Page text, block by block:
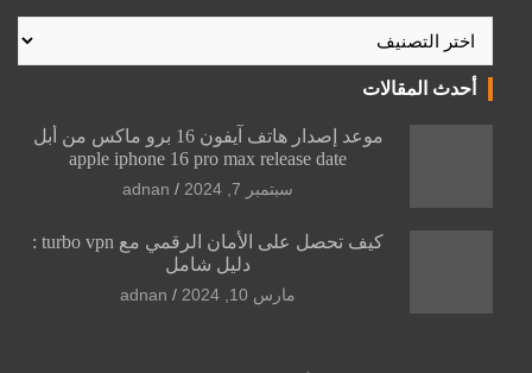
تصنيفات
أحدث المقالات
موعد إصدار هاتف آيفون 16 برو ماكس من أبل
apple iphone 16 pro max release date
سبتمبر 7, 2024 adnan
كيف تحصل على الأمان الرقمي مع turbo vpn :
دليل شامل
مارس 10, 2024 adnan